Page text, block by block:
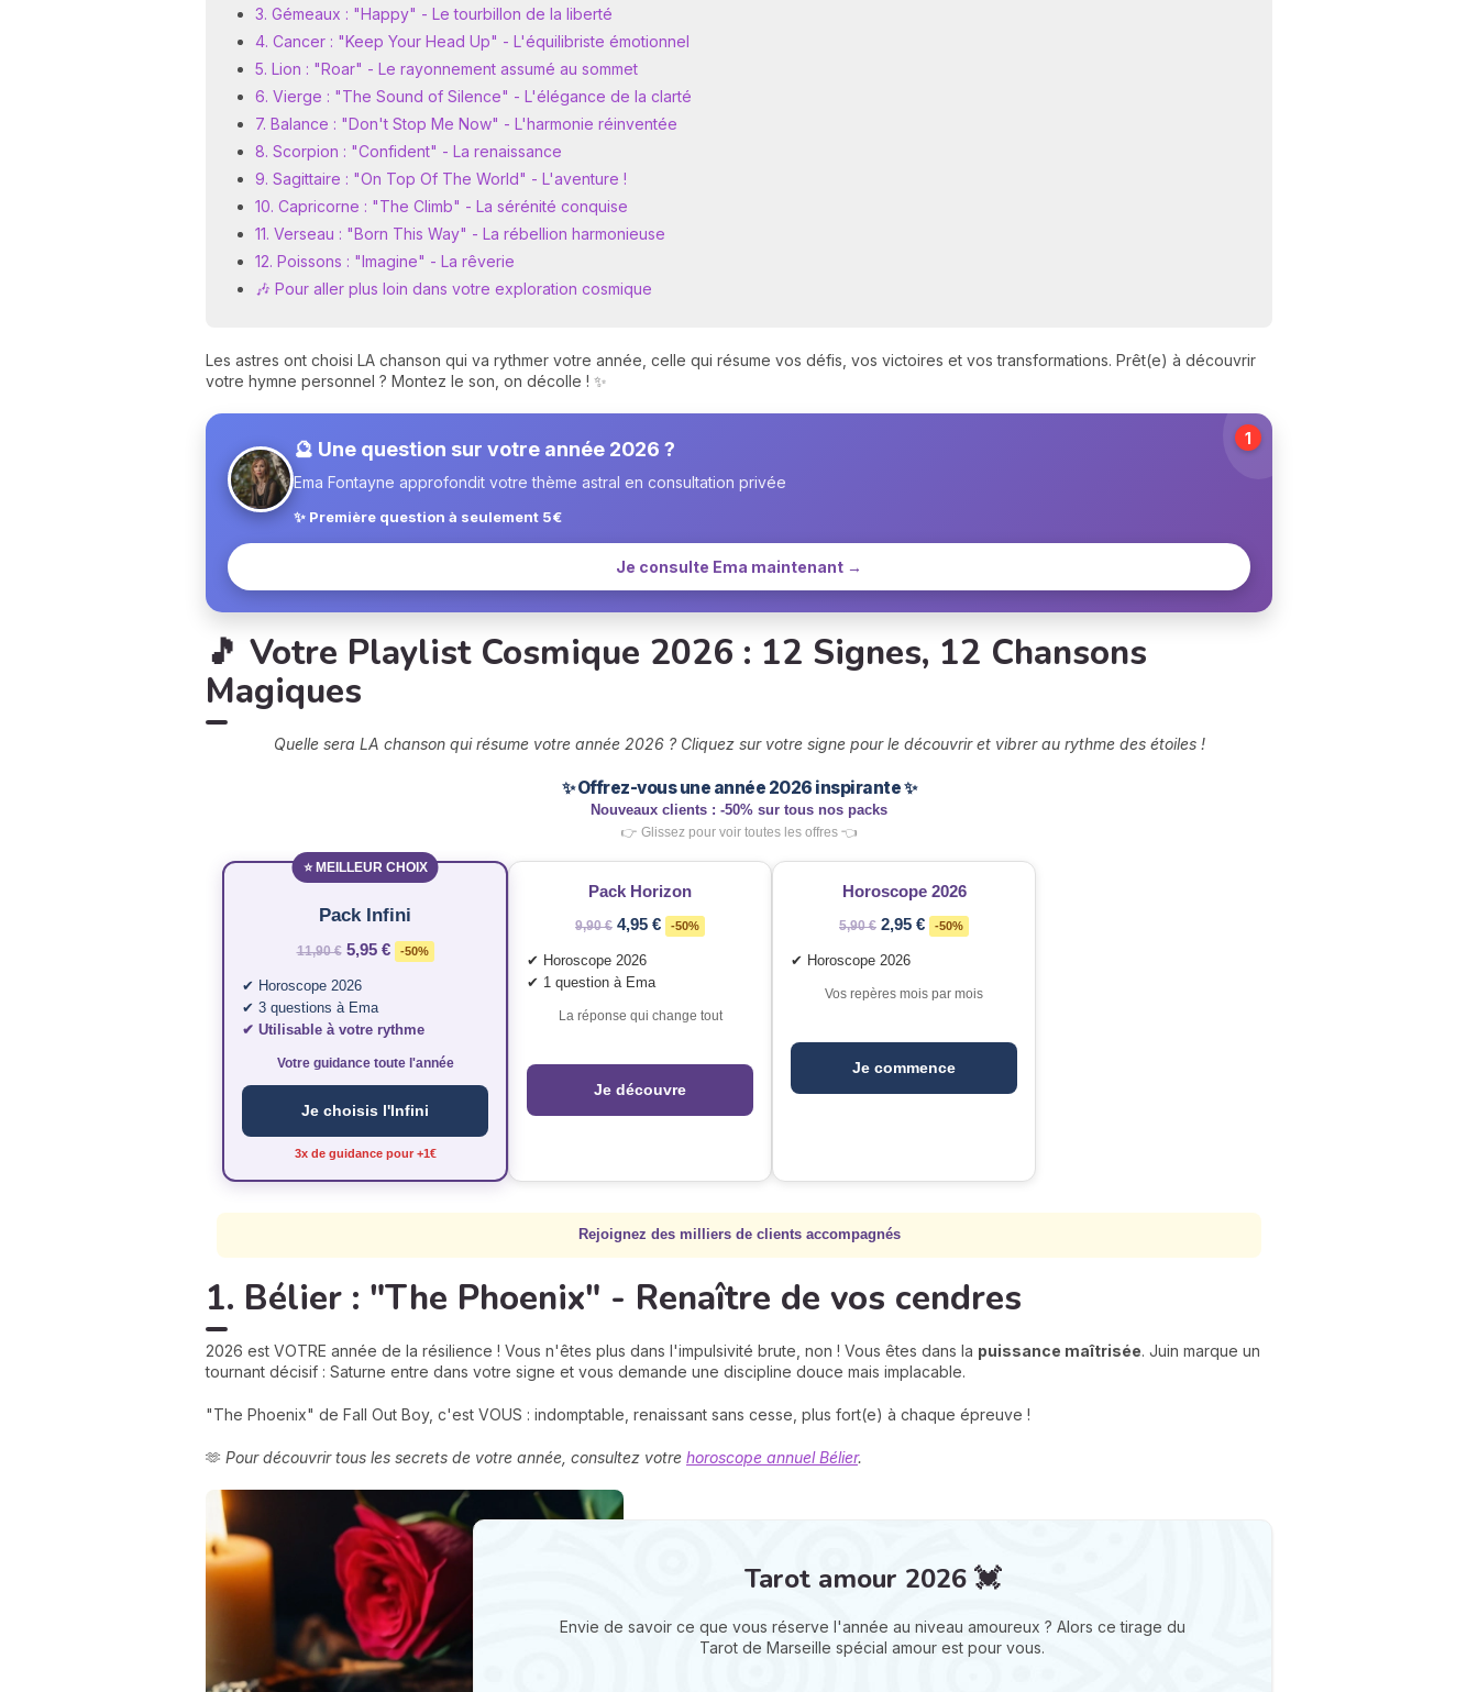
3. Gémeaux : "Happy" - Le tourbillon de la liberté
4. Cancer : "Keep Your Head Up" - L'équilibriste émotionnel
5. Lion : "Roar" - Le rayonnement assumé au sommet
6. Vierge : "The Sound of Silence" - L'élégance de la clarté
7. Balance : "Don't Stop Me Now" - L'harmonie réinventée
8. Scorpion : "Confident" - La renaissance
9. Sagittaire : "On Top Of The World" - L'aventure !
10. Capricorne : "The Climb" - La sérénité conquise
11. Verseau : "Born This Way" - La rébellion harmonieuse
12. Poissons : "Imagine" - La rêverie
🎶 Pour aller plus loin dans votre exploration cosmique
Les astres ont choisi LA chanson qui va rythmer votre année, celle qui résume vos défis, vos victoires et vos transformations. Prêt(e) à découvrir
votre hymne personnel ? Montez le son, on décolle ! ✨
🔮 Une question sur votre année 2026 ?
Ema Fontayne approfondit votre thème astral en consultation privée
✨ Première question à seulement 5€
Je consulte Ema maintenant →
1
🎵 Votre Playlist Cosmique 2026 : 12 Signes, 12 Chansons
Magiques
Quelle sera LA chanson qui résume votre année 2026 ? Cliquez sur votre signe pour le découvrir et vibrer au rythme des étoiles !
✨ Offrez-vous une année 2026 inspirante ✨
Nouveaux clients : -50% sur tous nos packs
👉 Glissez pour voir toutes les offres 👈
⭐ MEILLEUR CHOIX
Pack Infini
11,90 € 5,95 € -50%
✔ Horoscope 2026
✔ 3 questions à Ema
✔ Utilisable à votre rythme
Votre guidance toute l'année
Je choisis l'Infini
3x de guidance pour +1€
Pack Horizon
9,90 € 4,95 € -50%
✔ Horoscope 2026
✔ 1 question à Ema
La réponse qui change tout
Je découvre
Horoscope 2026
5,90 € 2,95 € -50%
✔ Horoscope 2026
Vos repères mois par mois
Je commence
Rejoignez des milliers de clients accompagnés
1. Bélier : "The Phoenix" - Renaître de vos cendres
2026 est VOTRE année de la résilience ! Vous n'êtes plus dans l'impulsivité brute, non ! Vous êtes dans la puissance maîtrisée. Juin marque un
tournant décisif : Saturne entre dans votre signe et vous demande une discipline douce mais implacable.
"The Phoenix" de Fall Out Boy, c'est VOUS : indomptable, renaissant sans cesse, plus fort(e) à chaque épreuve !
🫶 Pour découvrir tous les secrets de votre année, consultez votre horoscope annuel Bélier.
Tarot amour 2026 💓
Envie de savoir ce que vous réserve l'année au niveau amoureux ? Alors ce tirage du
Tarot de Marseille spécial amour est pour vous.